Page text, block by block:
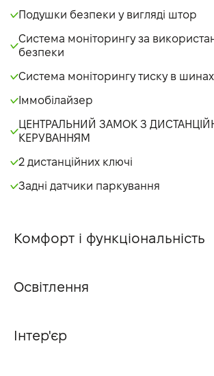
Подушки безпеки у вигляді штор
Система моніторингу за
безпеки
Система моніторингу тиску в шинах
Іммобілайзер
ЦЕНТРАЛЬНИЙ ЗАМОК З
КЕРУВАННЯМ
2 дистанційних ключі
Задні датчики паркування
Комфорт і функціональність
Освітлення
Інтер'єр